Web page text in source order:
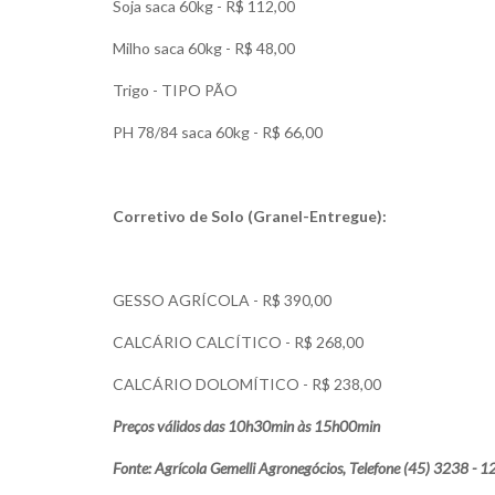
Soja saca 60kg - R$ 112,00
Milho saca 60kg - R$ 48,00
Trigo - TIPO PÃO
PH 78/84 saca 60kg - R$ 66,00
Corretivo de Solo (Granel-Entregue):
GESSO AGRÍCOLA - R$ 390,00
CALCÁRIO CALCÍTICO - R$ 268,00
CALCÁRIO DOLOMÍTICO - R$ 238,00
Preços válidos das 10h30min às 15h00min
Fonte: Agrícola Gemelli Agronegócios, Telefone (45) 3238 -